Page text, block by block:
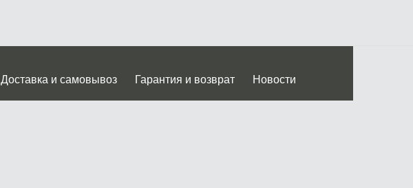
Доставка и самовывоз Гарантия и возврат Новости